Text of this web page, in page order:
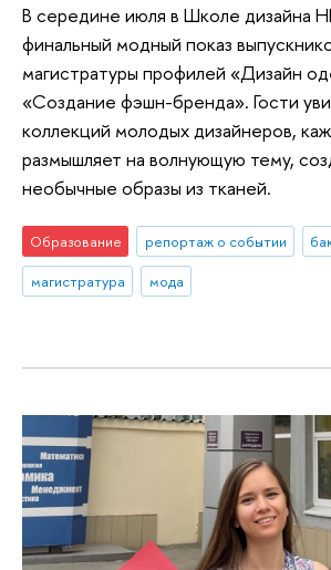
В середине июля в Школе дизайна
финальный модный показ
магистратуры профилей «Дизайн
«Создание фэшн-бренда». Гости
коллекций молодых дизайнеров,
размышляет на волнующую тему,
необычные образы из тканей.
Образование репортаж о событии
магистратура
мода